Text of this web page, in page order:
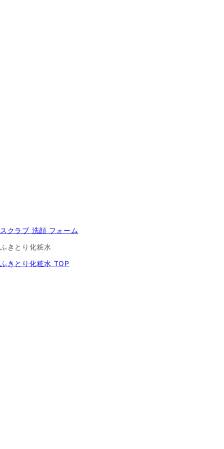
スクラブ 洗顔 フォーム
ふきとり化粧水
ふきとり化粧水 TOP